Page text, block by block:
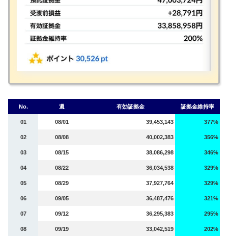
No. 週 有効証拠金 証拠金維持率
01 08/01 39,453,143 377%
02 08/08 40,002,383 356%
03 08/15 38,086,298 346%
04 08/22 36,034,538 329%
05 08/29 37,927,764 329%
06 09/05 36,487,476 321%
07 09/12 36,295,383 295%
08 09/19 33,042,519 202%